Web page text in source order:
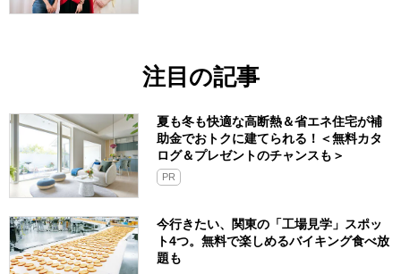
注目の記事
夏も冬も快適な高断熱＆省エネ住宅が補
助金でおトクに建てられる！＜無料カタ
ログ＆プレゼントのチャンスも＞
PR
今行きたい、関東の「工場見学」スポッ
ト4つ。無料で楽しめるバイキング食べ放
題も